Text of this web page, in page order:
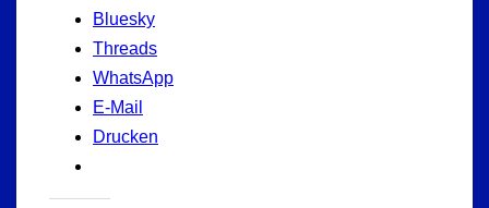
Bluesky
Threads
WhatsApp
E-Mail
Drucken